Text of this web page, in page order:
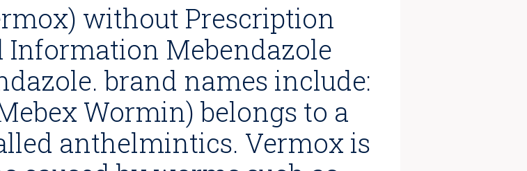
without Prescription
Information Mebendazole
brand names include:
Wormin) belongs to a
anthelmintics. Vermox is